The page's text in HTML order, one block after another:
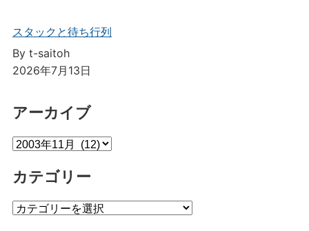
スタックと待ち行列
By t-saitoh
2026年7月13日
アーカイブ
ア
カ
ブ
カテゴリー
カ